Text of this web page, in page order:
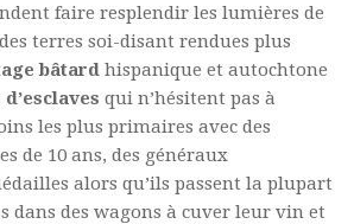
faire resplendir les lumières de
terres soi-disant rendues plus
bâtard hispanique et autochtone
qui n’hésitent pas à
les plus primaires avec des
de 10 ans, des généraux
alors qu’ils passent la plupart
dans des wagons à cuver leur vin et